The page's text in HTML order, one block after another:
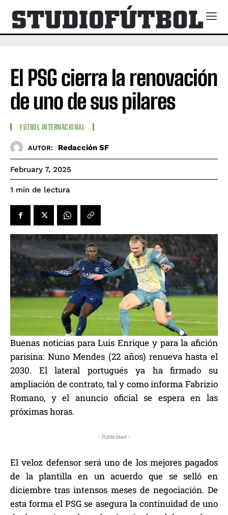
El PSG cierra la renovación
de uno de sus pilares
FÚTBOL INTERNACIONAL
AUTOR: Redacción SF
February 7, 2025
1 min de lectura
Buenas noticias para Luis Enrique y para la afición
parisina: Nuno Mendes (22 años) renueva hasta el
2030. El lateral portugués ya ha firmado su
ampliación de contrato, tal y como informa Fabrizio
Romano, y el anuncio oficial se espera en las
próximas horas.
- Publicidad -
El veloz defensor será uno de los mejores pagados
de la plantilla en un acuerdo que se selló en
diciembre tras intensos meses de negociación. De
esta forma el PSG se asegura la continuidad de uno